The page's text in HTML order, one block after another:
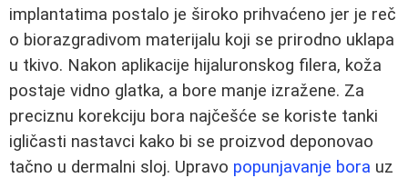
implantatima postalo je široko prihvaćeno jer je reč
o biorazgradivom materijalu koji se prirodno uklapa
u tkivo. Nakon aplikacije hijaluronskog filera, koža
postaje vidno glatka, a bore manje izražene. Za
preciznu korekciju bora najčešće se koriste tanki
igličasti nastavci kako bi se proizvod deponovao
tačno u dermalni sloj. Upravo popunjavanje bora uz